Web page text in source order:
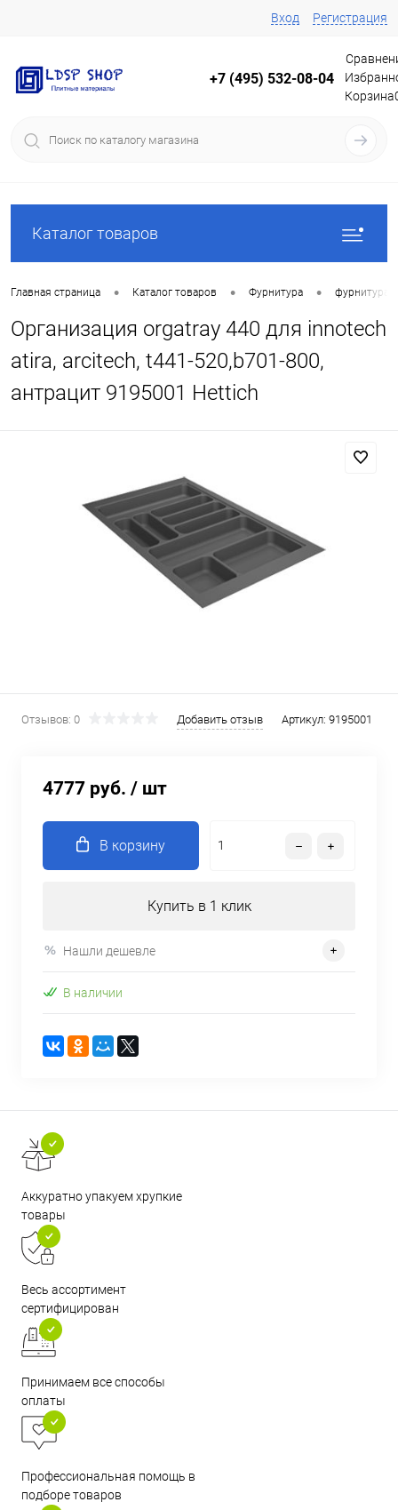
Вход Регистрация
+7 (495) 532-08-04
Корзина
Каталог товаров
Главная страница • Каталог товаров • Фурнитура • фурнитура
Организация orgatray 440 для innotech
atira, arcitech, t441-520,b701-800,
антрацит 9195001 Hettich
Отзывов: 0 Добавить отзыв Артикул: 9195001
4777 руб. / шт
В корзину
Купить в 1 клик
Нашли дешевле
В наличии
Аккуратно упакуем хрупкие
товары
Весь ассортимент
сертифицирован
Принимаем все способы
оплаты
Профессиональная помощь в
подборе товаров